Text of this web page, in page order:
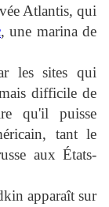
Atlantis, qui
, une marina de
les sites qui
difficile de
qu'il puisse
tant le
aux États-
apparaît sur